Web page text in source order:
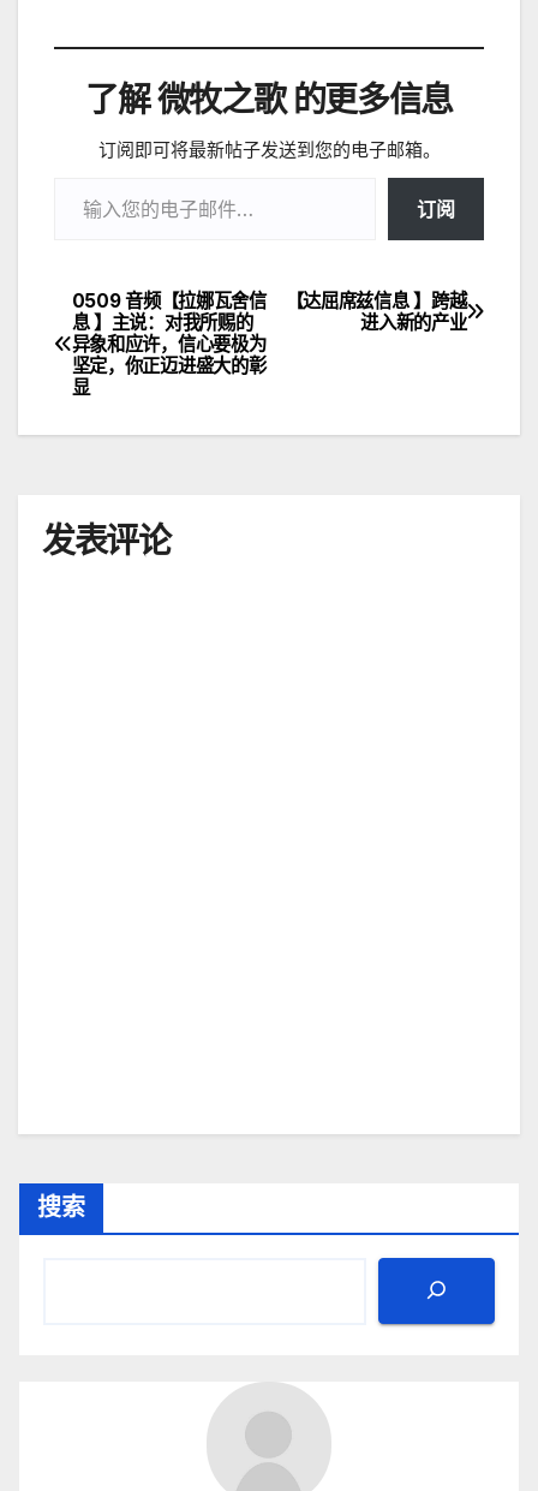
了解 微牧之歌 的更多信息
订阅即可将最新帖子发送到您的电子邮箱。
订阅
文
章
【达屈席兹信息 】跨越
进入新的产业
0509 音频【拉娜瓦舍信
息 】主说：对我所赐的
异象和应许，信心要极为
坚定，你正迈进盛大的彰
显
发表评论
搜索